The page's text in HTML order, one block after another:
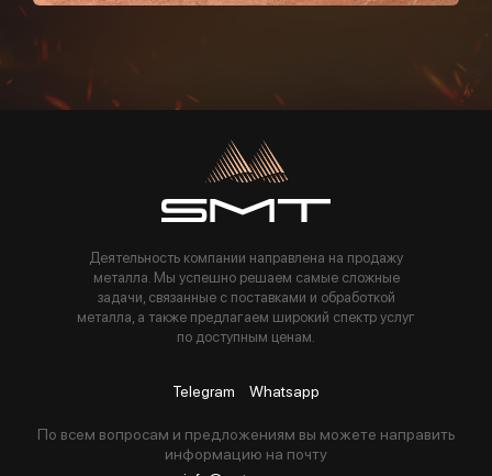
Пользуясь данной формой вы соглашаетесь с политикой компании
Деятельность компании направлена на продажу
металла. Мы успешно решаем самые сложные
задачи, связанные с поставками и обработкой
металла, а также предлагаем широкий спектр услуг
по доступным ценам.
Telegram Whatsapp
По всем вопросам и предложениям вы можете направить
информацию на почту